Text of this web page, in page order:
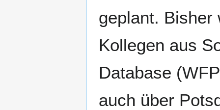
geplant. Bisher
Kollegen aus
Database
auch über